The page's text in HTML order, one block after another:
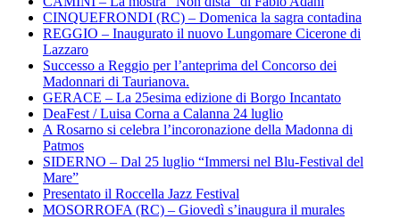
CINQUEFRONDI (RC) – Domenica la sagra contadina
REGGIO – Inaugurato il nuovo Lungomare Cicerone di
Lazzaro
Successo a Reggio per l’anteprima del Concorso dei
Madonnari di Taurianova.
GERACE – La 25esima edizione di Borgo Incantato
DeaFest / Luisa Corna a Calanna 24 luglio
A Rosarno si celebra l’incoronazione della Madonna di
Patmos
SIDERNO – Dal 25 luglio “Immersi nel Blu-Festival del
Mare”
Presentato il Roccella Jazz Festival
MOSORROFA (RC) – Giovedì s’inaugura il murales